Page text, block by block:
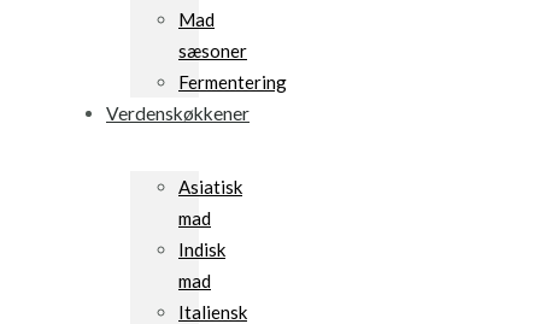
Mad
sæsoner
Fermentering
Verdenskøkkener
Asiatisk
mad
Indisk
mad
Italiensk